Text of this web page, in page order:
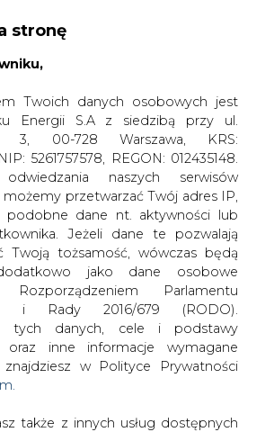
stronę
Twoich danych osobowych jest
Energii S.A z siedzibą przy ul.
3, 00-728 Warszawa, KRS:
5261757578, REGON: 012435148.
naszych serwisów
przetwarzać Twój adres IP,
podobne dane nt. aktywności lub
Jeżeli dane te pozwalają
Twoją tożsamość, wówczas będą
jako dane osobowe
Parlamentu
i Rady 2016/679 (RODO).
tych danych, cele i podstawy
oraz inne informacje wymagane
w Polityce Prywatności
także z innych usług dostępnych
ENERGETYKA /
Polscy europosłowie
do KE ws. gazu i rosnących
drukuj
skomentuj
udostępnij